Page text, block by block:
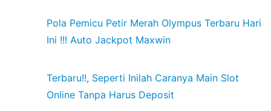
Pola Pemicu Petir Merah Olympus Terbaru Hari
Ini !!! Auto Jackpot Maxwin
Terbaru!!, Seperti Inilah Caranya Main Slot
Online Tanpa Harus Deposit